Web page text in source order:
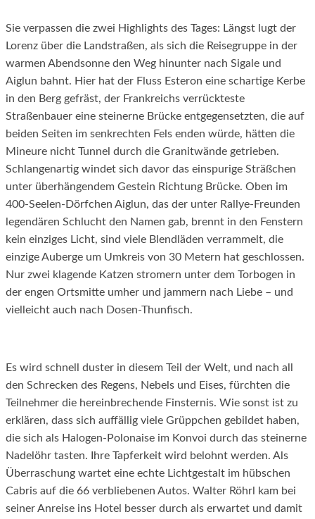
Sie verpassen die zwei Highlights des Tages: Längst lugt der
Lorenz über die Landstraßen, als sich die Reisegruppe in der
warmen Abendsonne den Weg hinunter nach Sigale und
Aiglun bahnt. Hier hat der Fluss Esteron eine schartige Kerbe
in den Berg gefräst, der Frankreichs verrückteste
Straßenbauer eine steinerne Brücke entgegensetzten, die auf
beiden Seiten im senkrechten Fels enden würde, hätten die
Mineure nicht Tunnel durch die Granitwände getrieben.
Schlangenartig windet sich davor das einspurige Sträßchen
unter überhängendem Gestein Richtung Brücke. Oben im
400-Seelen-Dörfchen Aiglun, das der unter Rallye-Freunden
legendären Schlucht den Namen gab, brennt in den Fenstern
kein einziges Licht, sind viele Blendläden verrammelt, die
einzige Auberge um Umkreis von 30 Metern hat geschlossen.
Nur zwei klagende Katzen stromern unter dem Torbogen in
der engen Ortsmitte umher und jammern nach Liebe – und
vielleicht auch nach Dosen-Thunfisch.
Es wird schnell duster in diesem Teil der Welt, und nach all
den Schrecken des Regens, Nebels und Eises, fürchten die
Teilnehmer die hereinbrechende Finsternis. Wie sonst ist zu
erklären, dass sich auffällig viele Grüppchen gebildet haben,
die sich als Halogen-Polonaise im Konvoi durch das steinerne
Nadelöhr tasten. Ihre Tapferkeit wird belohnt werden. Als
Überraschung wartet eine echte Lichtgestalt im hübschen
Cabris auf die 66 verbliebenen Autos. Walter Röhrl kam bei
seiner Anreise ins Hotel besser durch als erwartet und damit